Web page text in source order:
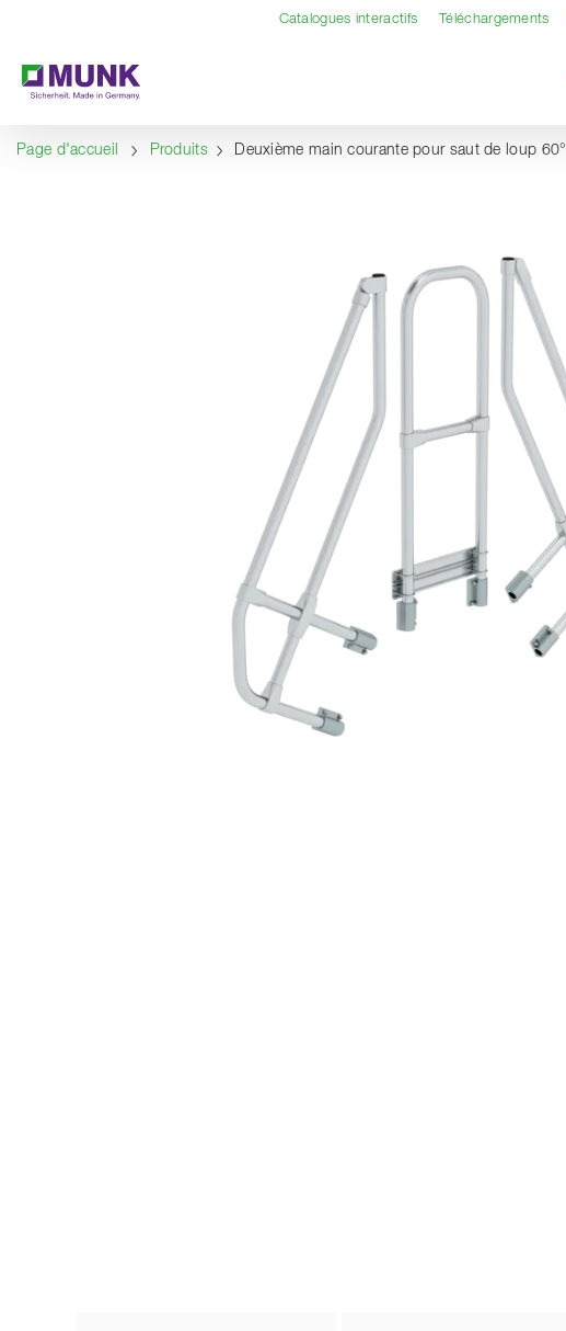
Catalogues interactifs Téléchargements
Page d'accueil Produits Deuxième main courante pour saut de loup 60°